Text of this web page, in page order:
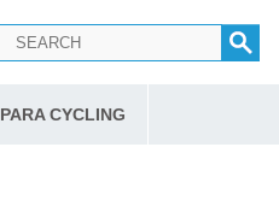
PARA CYCLING